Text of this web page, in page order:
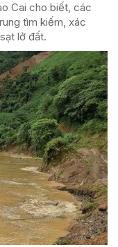
Cai cho biết, các
tìm kiếm, xác
lở đất.